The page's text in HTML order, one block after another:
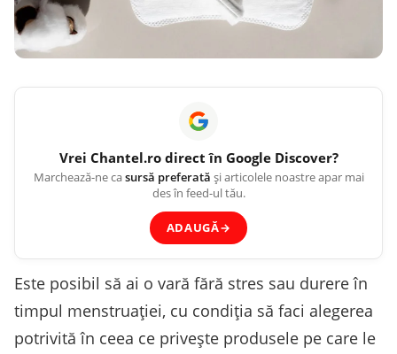
Vrei Chantel.rodirect în Google Discover?
Marchează-ne casursă preferată și articolele noastre apar mai
des în feed-ul tău.
ADAUGĂ→
Este posibil să ai o vară fără stres sau durere în
timpul menstruației, cu condiția să faci alegerea
potrivită în ceea ce privește produsele pe care le